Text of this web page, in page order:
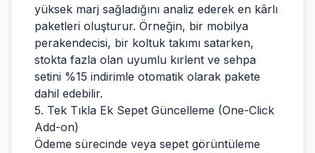
yüksek marj sağladığını analiz ederek en kârlı
paketleri oluşturur. Örneğin, bir mobilya
perakendecisi, bir koltuk takımı satarken,
stokta fazla olan uyumlu kırlent ve sehpa
setini %15 indirimle otomatik olarak pakete
dahil edebilir.
5. Tek Tıkla Ek Sepet Güncelleme (One-Click
Add-on)
Ödeme sürecinde veya sepet görüntüleme